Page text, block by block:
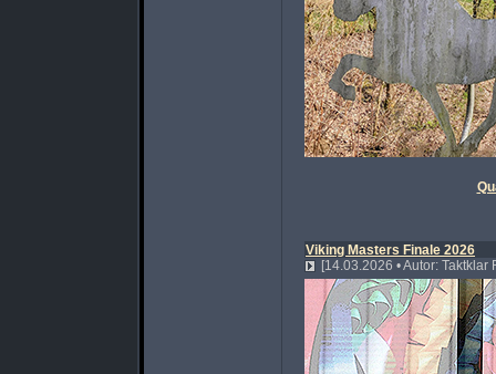
Viking Masters Finale 2026
[14.03.2026 • Autor: Taktklar